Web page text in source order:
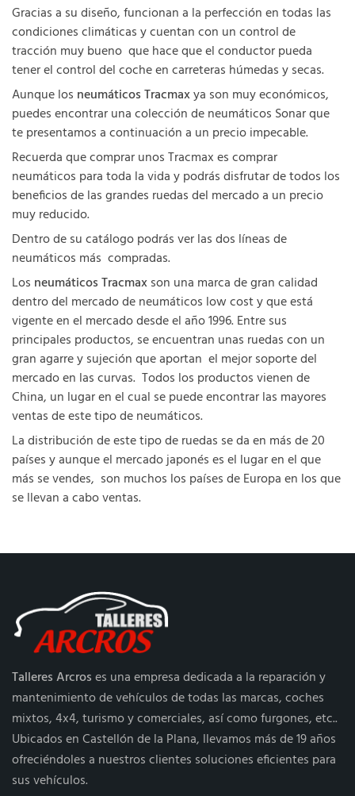
Gracias a su diseño, funcionan a la perfección en todas las
condiciones climáticas y cuentan con un control de
tracción muy bueno que hace que el conductor pueda
tener el control del coche en carreteras húmedas y secas.
Aunque los neumáticosTracmaxya son muy económicos,
puedes encontrar una colección de neumáticos Sonar que
te presentamos a continuación a un precio impecable.
Recuerda que comprar unos Tracmax es comprar
neumáticos para toda la vida y podrás disfrutar de todos los
beneficios de las grandes ruedas del mercado a un precio
muy reducido.
Dentro de su catálogo podrás ver las dos líneas de
neumáticos más compradas.
Los neumáticosTracmaxson una marca de gran calidad
dentro del mercado de neumáticos low cost y que está
vigente en el mercado desde el año 1996. Entre sus
principales productos, se encuentran unas ruedas con un
gran agarre y sujeción que aportan el mejor soporte del
mercado en las curvas. Todos los productos vienen de
China, un lugar en el cual se puede encontrar las mayores
ventas de este tipo de neumáticos.
La distribución de este tipo de ruedas se da en más de 20
países y aunque el mercado japonés es el lugar en el que
más se vendes, son muchos los países de Europa en los que
se llevan a cabo ventas.
Talleres Arcroses una empresa dedicada a la reparación y
mantenimiento de vehículos de todas las marcas, coches
mixtos, 4x4, turismo y comerciales, así como furgones, etc..
Ubicados en Castellón de la Plana, llevamos más de 19 años
ofreciéndoles a nuestros clientes soluciones eficientes para
sus vehículos.